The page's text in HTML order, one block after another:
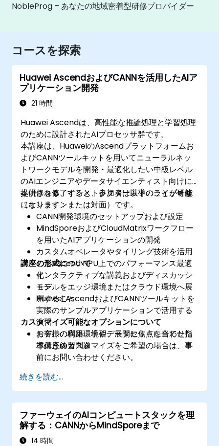
NobleProg – あなたの地域密着型研修プロバイダー
コースを探索
Huawei AscendおよびCANNを活用したAIア
プリケーション開発
21 時間
Huawei Ascendは、高性能な推論処理と学習処理
のために設計されたAIプロセッサ群です。
本講座は、HuaweiのAscendプラットフォームお
よびCANNツールキットを用いてニューラルネッ
トワークモデルを開発・最適化したい中級レベル
のAIエンジニアやデータサイエンティスト向けに
提供される、インストラクター主導のライブ研修
（オンラインまたは対面）です。
本研修を修了すると、参加者は以下のことが可能
になります：
CANN開発環境のセットアップおよび設定
MindSporeおよびCloudMatrixワークフロー
を用いたAIアプリケーションの開発
カスタムオペレータやタイリング技術を活用
したAscend NPU上でのパフォーマンス最適
化
モデルをエッジ環境またはクラウド環境へ展
開すること
講座の形式について
インタラクティブな講義およびディスカッシ
ョン
Huawei AscendおよびCANNツールキットを
実際のサンプルアプリケーションで活用する
演習
モデルの構築、学習、展開に焦点を当てた指
導付き練習問題
カスタマイズ可能なオプションについて
お客様の利用環境やデータセットに合わせた
本講座のカスタマイズをご希望の場合は、事
前にお問い合わせください。
続きを読む...
ファーウェイのAIコンピュートスタックを理
解する：CANNからMindSporeまで
14 時間